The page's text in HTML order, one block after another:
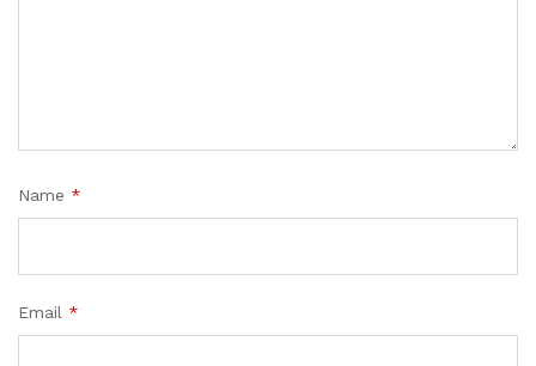
Name *
Email *